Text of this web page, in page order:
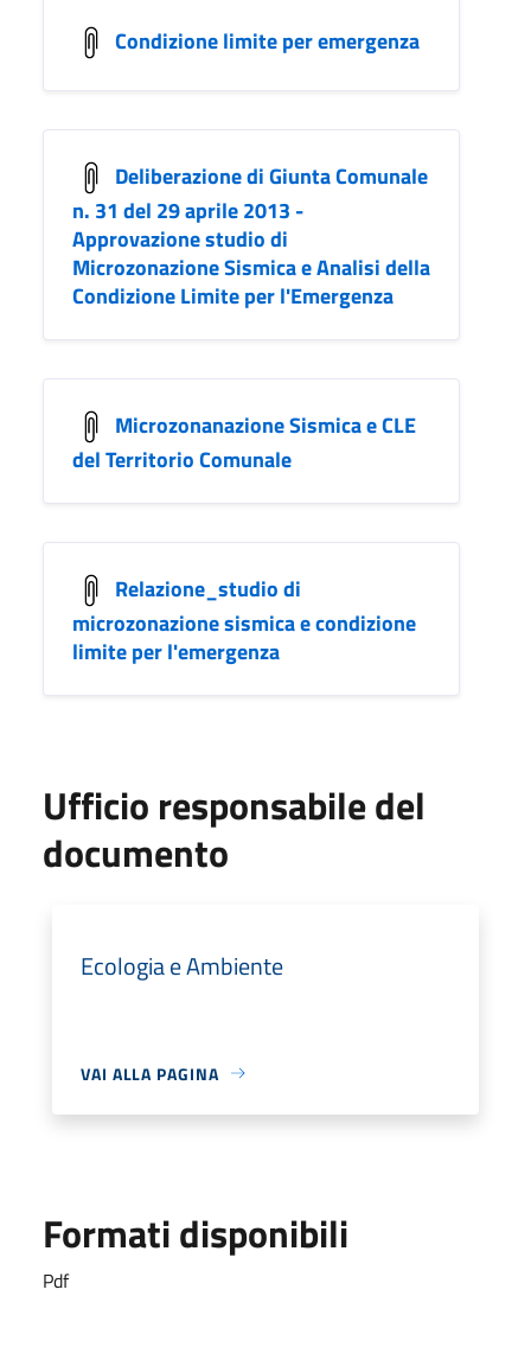
Condizione limite per emergenza
Deliberazione di Giunta Comunale
n. 31 del 29 aprile 2013 -
Approvazione studio di
Microzonazione Sismica e Analisi della
Condizione Limite per l'Emergenza
Microzonanazione Sismica e CLE
del Territorio Comunale
Relazione_studio di
microzonazione sismica e condizione
limite per l'emergenza
Ufficio responsabile del
documento
Ecologia e Ambiente
VAI ALLA PAGINA
Formati disponibili
Pdf